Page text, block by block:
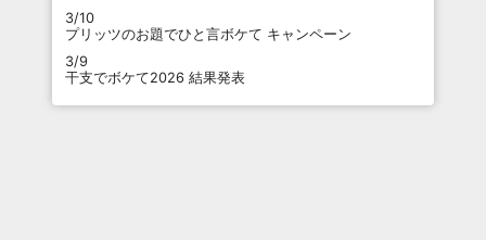
3/10
プリッツのお題でひと言ボケて キャンペーン
3/9
干支でボケて2026 結果発表